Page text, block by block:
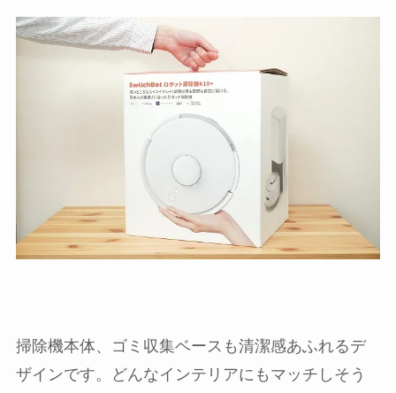
掃除機本体、ゴミ収集ベースも清潔感あふれるデ
ザインです。どんなインテリアにもマッチしそう